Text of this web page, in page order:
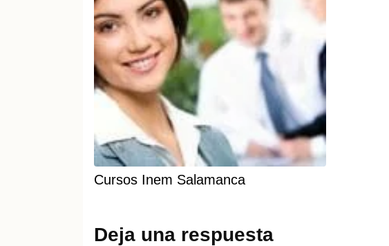
Cursos Inem Salamanca
Deja una respuesta